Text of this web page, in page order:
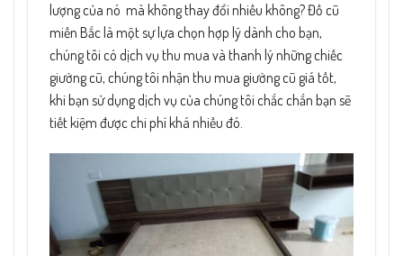
lượng của nó mà không thay đổi nhiều không? Đồ cũ
miền Bắc là một sự lựa chọn hợp lý dành cho bạn,
chúng tôi có dịch vụ thu mua và thanh lý những chiếc
giường cũ, chúng tôi nhận thu mua giường cũ giá tốt,
khi bạn sử dụng dịch vụ của chúng tôi chắc chắn bạn sẽ
tiết kiệm được chi phí khá nhiều đó.